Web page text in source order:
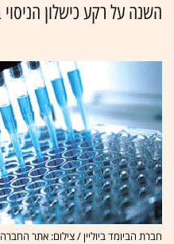
השנה על רקע כישלון
חברת הביומד ביוליין / צילום: אתר החברה